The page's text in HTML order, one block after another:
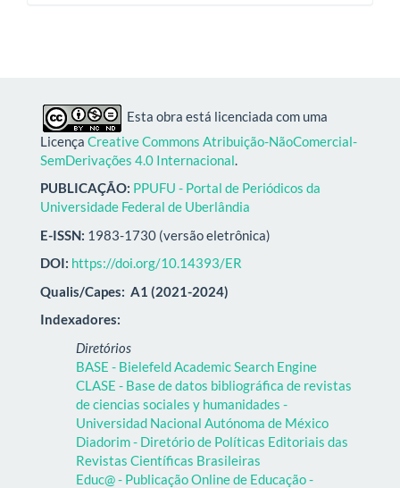
Esta obra está licenciada com uma
Licença Creative Commons Atribuição-NãoComercial-
SemDerivações 4.0 Internacional.
PUBLICAÇÃO: PPUFU - Portal de Periódicos da
Universidade Federal de Uberlândia
E-ISSN: 1983-1730 (versão eletrônica)
DOI: https://doi.org/10.14393/ER
Qualis/Capes: A1 (2021-2024)
Indexadores:
Diretórios
BASE - Bielefeld Academic Search Engine
CLASE - Base de datos bibliográfica de revistas
de ciencias sociales y humanidades -
Universidad Nacional Autónoma de México
Diadorim - Diretório de Políticas Editoriais das
Revistas Científicas Brasileiras
Educ@ - Publicação Online de Educação -